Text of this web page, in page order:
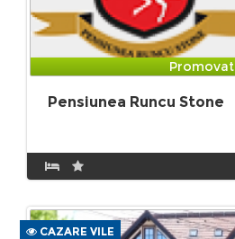
Promovat
Pensiunea Runcu Stone
CAZARE VILE